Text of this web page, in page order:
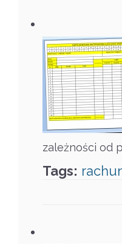
zależności od
Tags: